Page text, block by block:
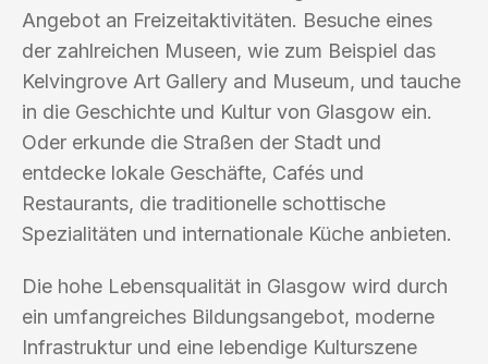
Angebot an Freizeitaktivitäten. Besuche eines
der zahlreichen Museen, wie zum Beispiel das
Kelvingrove Art Gallery and Museum, und tauche
in die Geschichte und Kultur von Glasgow ein.
Oder erkunde die Straßen der Stadt und
entdecke lokale Geschäfte, Cafés und
Restaurants, die traditionelle schottische
Spezialitäten und internationale Küche anbieten.
Die hohe Lebensqualität in Glasgow wird durch
ein umfangreiches Bildungsangebot, moderne
Infrastruktur und eine lebendige Kulturszene